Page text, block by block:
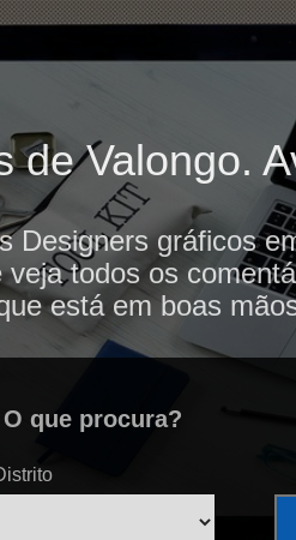
Valongo.
Designers gráficos
todos os
está em boas
O que procura?